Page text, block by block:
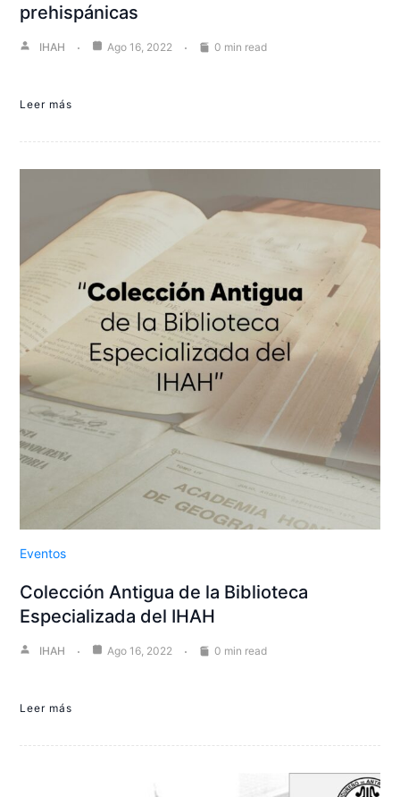
prehispánicas
IHAH Ago 16, 2022 0 min read
Leer más
Eventos
Colección Antigua de la Biblioteca
Especializada del IHAH
IHAH Ago 16, 2022 0 min read
Leer más